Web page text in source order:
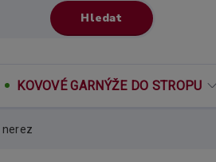
Hledat
KOVOVÉ GARNÝŽE DO STROPU
nerez